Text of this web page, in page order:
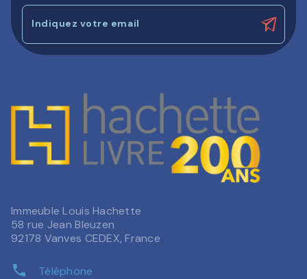
Indiquez votre email
Immeuble Louis Hachette
58 rue Jean Bleuzen
92178 Vanves CEDEX, France
phone Téléphone